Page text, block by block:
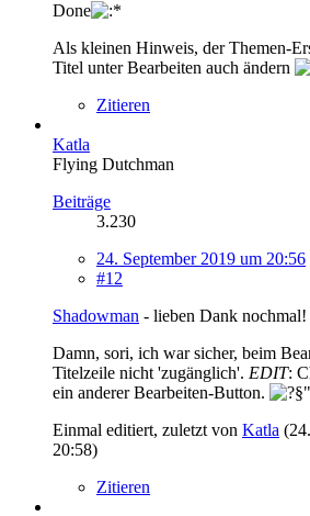
Done
Als kleinen Hinweis, der Themen-
Titel unter Bearbeiten auch ändern
Zitieren
Katla
Flying Dutchman
Beiträge
3.230
24. September 2019 um 20:56
#12
Shadowman - lieben Dank nochmal!
Damn, sori, ich war sicher, beim
Titelzeile nicht 'zugänglich'. EDIT:
ein anderer Bearbeiten-Button.
Einmal editiert, zuletzt von Katla (
20:58)
Zitieren